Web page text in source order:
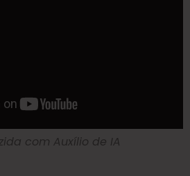
com Auxílio de IA